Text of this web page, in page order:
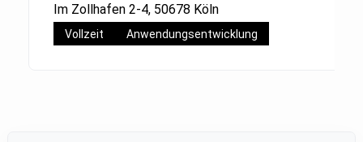
Im Zollhafen 2-4, 50678 Köln
Vollzeit Anwendungsentwicklung